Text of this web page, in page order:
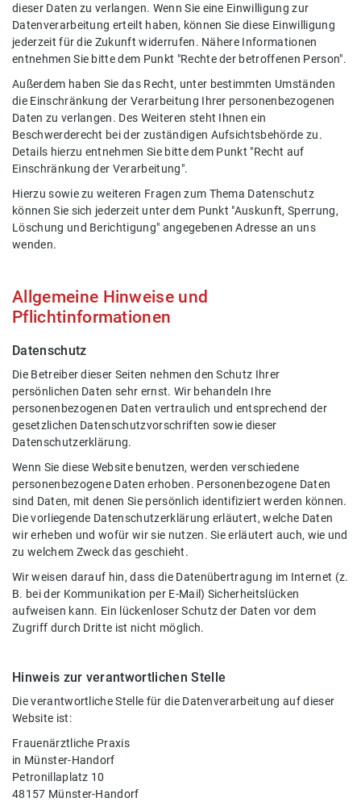
dieser Daten zu verlangen. Wenn Sie eine Einwilligung zur
Datenverarbeitung erteilt haben, können Sie diese Einwilligung
jederzeit für die Zukunft widerrufen. Nähere Informationen
entnehmen Sie bitte dem Punkt "Rechte der betroffenen Person".
Außerdem haben Sie das Recht, unter bestimmten Umständen
die Einschränkung der Verarbeitung Ihrer personenbezogenen
Daten zu verlangen. Des Weiteren steht Ihnen ein
Beschwerderecht bei der zuständigen Aufsichtsbehörde zu.
Details hierzu entnehmen Sie bitte dem Punkt "Recht auf
Einschränkung der Verarbeitung".
Hierzu sowie zu weiteren Fragen zum Thema Datenschutz
können Sie sich jederzeit unter dem Punkt "Auskunft, Sperrung,
Löschung und Berichtigung" angegebenen Adresse an uns
wenden.
Allgemeine Hinweise und
Pflichtinformationen
Datenschutz
Die Betreiber dieser Seiten nehmen den Schutz Ihrer
persönlichen Daten sehr ernst. Wir behandeln Ihre
personenbezogenen Daten vertraulich und entsprechend der
gesetzlichen Datenschutzvorschriften sowie dieser
Datenschutzerklärung.
Wenn Sie diese Website benutzen, werden verschiedene
personenbezogene Daten erhoben. Personenbezogene Daten
sind Daten, mit denen Sie persönlich identifiziert werden können.
Die vorliegende Datenschutzerklärung erläutert, welche Daten
wir erheben und wofür wir sie nutzen. Sie erläutert auch, wie und
zu welchem Zweck das geschieht.
Wir weisen darauf hin, dass die Datenübertragung im Internet (z.
B. bei der Kommunikation per E-Mail) Sicherheitslücken
aufweisen kann. Ein lückenloser Schutz der Daten vor dem
Zugriff durch Dritte ist nicht möglich.
Hinweis zur verantwortlichen Stelle
Die verantwortliche Stelle für die Datenverarbeitung auf dieser
Website ist:
Frauenärztliche Praxis
in Münster-Handorf
Petronillaplatz 10
48157 Münster-Handorf